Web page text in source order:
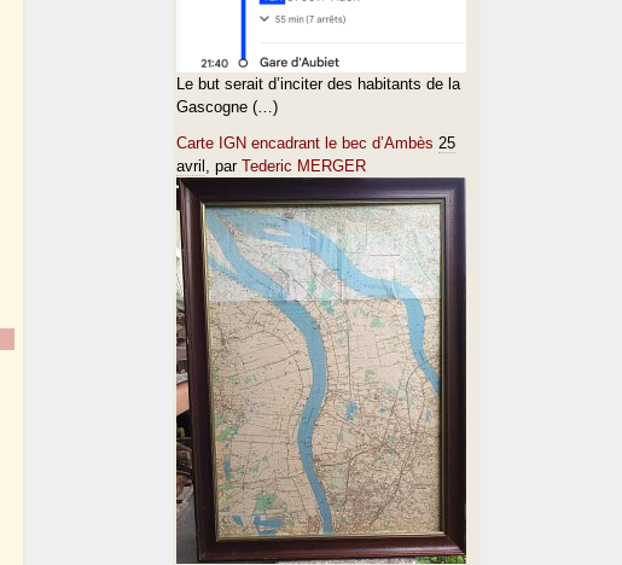
Le but serait d’inciter des habitants de la
Gascogne (…)
Carte IGN encadrant le bec d’Ambès 25
avril , par Tederic MERGER